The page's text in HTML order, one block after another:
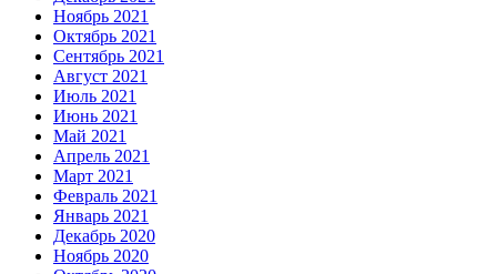
Ноябрь 2021
Октябрь 2021
Сентябрь 2021
Август 2021
Июль 2021
Июнь 2021
Май 2021
Апрель 2021
Март 2021
Февраль 2021
Январь 2021
Декабрь 2020
Ноябрь 2020